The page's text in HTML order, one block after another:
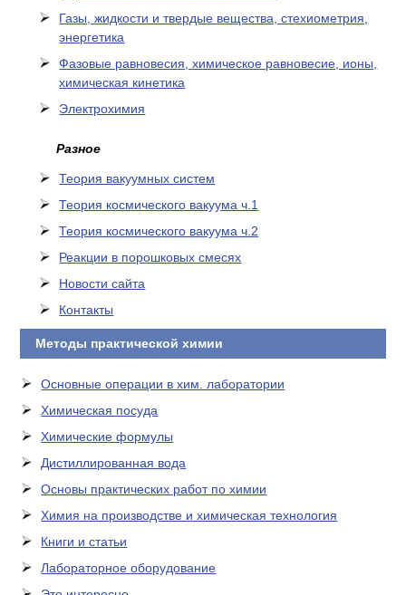
Газы, жидкости и твердые вещества, стехиометрия,
энергетика
Фазовые равновесия, химическое равновесие, ионы,
химическая кинетика
Электрохимия
Разное
Теория вакуумных систем
Теория космического вакуума ч.1
Теория космического вакуума ч.2
Реакции в порошковых смесях
Новости сайта
Контакты
Методы практической химии
Основные операции в хим. лаборатории
Химическая посуда
Химические формулы
Дистиллированная вода
Основы практических работ по химии
Химия на производстве и химическая технология
Книги и статьи
Лабораторное оборудование